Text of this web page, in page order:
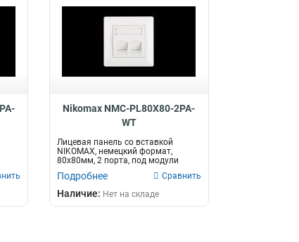
Nikomax NMC-PL80X80-2PA-
WT
Лицевая панель со вставкой
NIKOMAX, немецкий формат,
80x80мм, 2 порта, под модули
Keystone, с п...
Подробнее Сравнить
Наличие: Нет на складе